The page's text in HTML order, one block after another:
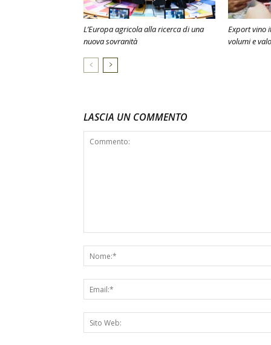
L’Europa agricola alla ricerca di una
nuova sovranità
Export vino
volumi e
LASCIA UN COMMENTO